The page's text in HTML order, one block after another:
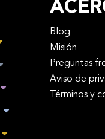
Blog
Misión
Preguntas
Aviso de
Términos y